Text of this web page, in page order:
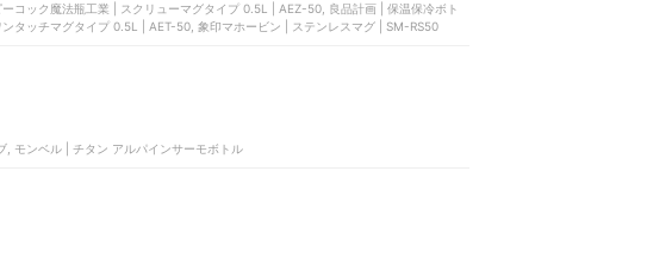
コック魔法瓶工業 | スクリューマグタイプ 0.5L | AEZ-50, 良品計画 | 保温保冷ボト
タッチマグタイプ 0.5L | AET-50, 象印マホービン | ステンレスマグ | SM-RS50
, モンベル | チタン アルパインサーモボトル